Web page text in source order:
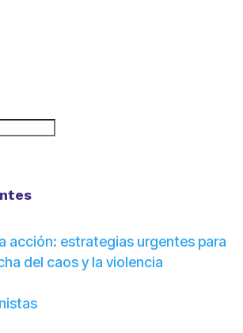
acción: estrategias urgentes para
del caos y la violencia